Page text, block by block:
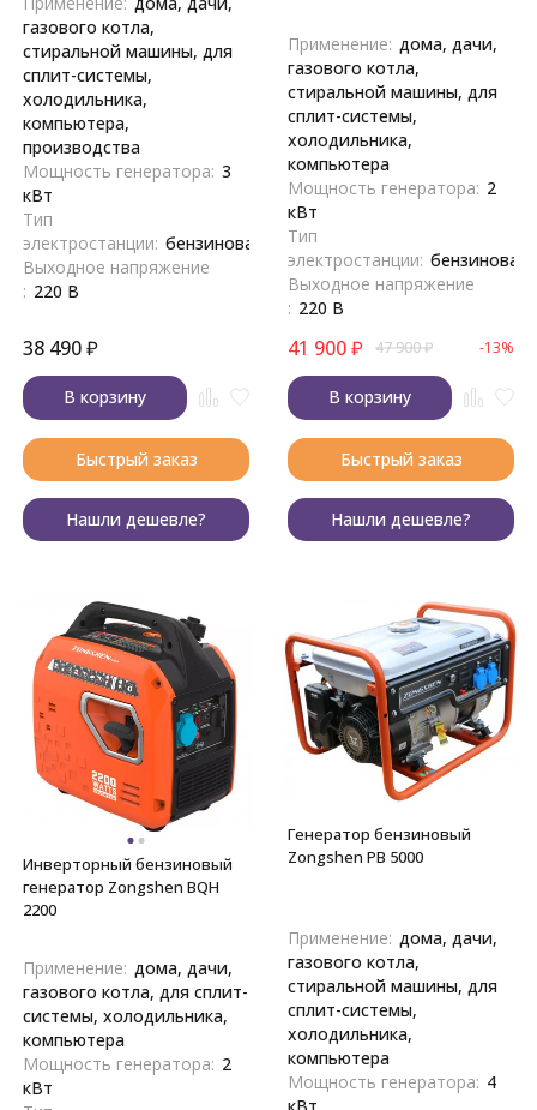
газового котла,
стиральной машины, для
сплит-системы,
холодильника,
компьютера,
производства
Мощность генератора: 3
кВт
Тип
электростанции: бензиновая
Выходное напряжение
: 220 В
38 490₽
В корзину
Быстрый заказ
Нашли дешевле?
Применение: дома, дачи,
газового котла,
стиральной машины, для
сплит-системы,
холодильника,
компьютера
Мощность генератора: 2
кВт
Тип
электростанции: бензиновая
Выходное напряжение
: 220 В
41 900₽ 47 900₽ -13%
В корзину
Быстрый заказ
Нашли дешевле?
Инверторный бензиновый
генератор Zongshen BQH
2200
Применение: дома, дачи,
газового котла, для сплит-
системы, холодильника,
компьютера
Мощность генератора: 2
кВт
Генератор бензиновый
Zongshen PB 5000
Применение: дома, дачи,
газового котла,
стиральной машины, для
сплит-системы,
холодильника,
компьютера
Мощность генератора: 4